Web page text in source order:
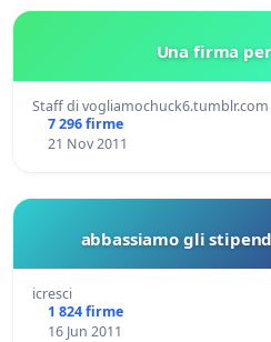
Una firma
Staff di vogliamochuck6.tumblr.com
7 296 firme
21 Nov 2011
abbassiamo gli
icresci
1 824 firme
16 Jun 2011